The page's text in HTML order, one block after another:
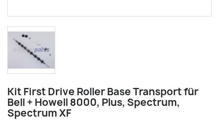
Kit First Drive Roller Base Transport für
Bell + Howell 8000, Plus, Spectrum,
Spectrum XF